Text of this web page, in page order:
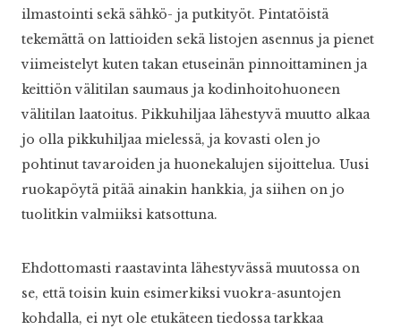
ilmastointi sekä sähkö- ja putkityöt. Pintatöistä
tekemättä on lattioiden sekä listojen asennus ja pienet
viimeistelyt kuten takan etuseinän pinnoittaminen ja
keittiön välitilan saumaus ja kodinhoitohuoneen
välitilan laatoitus. Pikkuhiljaa lähestyvä muutto alkaa
jo olla pikkuhiljaa mielessä, ja kovasti olen jo
pohtinut tavaroiden ja huonekalujen sijoittelua. Uusi
ruokapöytä pitää ainakin hankkia, ja siihen on jo
tuolitkin valmiiksi katsottuna.
Ehdottomasti raastavinta lähestyvässä muutossa on
se, että toisin kuin esimerkiksi vuokra-asuntojen
kohdalla, ei nyt ole etukäteen tiedossa tarkkaa